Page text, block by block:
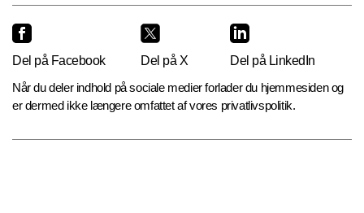
Del på Facebook Del på X
Del på LinkedIn
Når du deler indhold på sociale medier forlader du hjemmesiden og
er dermed ikke længere omfattet af vores privatlivspolitik.